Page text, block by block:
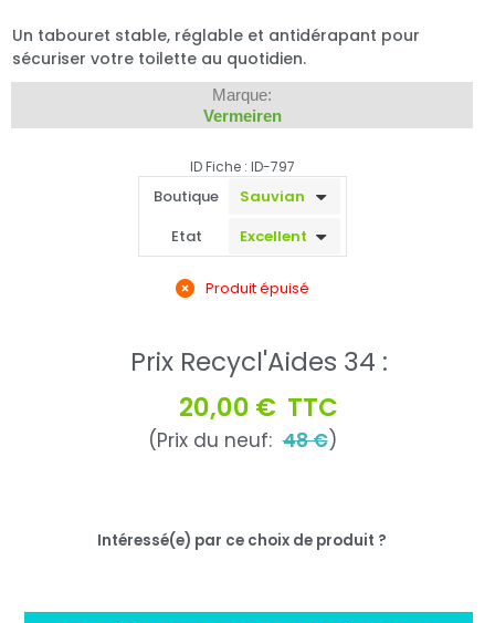
Un tabouret stable, réglable et antidérapant pour
sécuriser votre toilette au quotidien.
Marque:
Vermeiren
ID Fiche : ID-797
Boutique
Etat
Produit épuisé
Prix Recycl'Aides 34 :
20,00 € TTC
(Prix du neuf:48 €)
Intéressé(e) par ce choix de produit ?